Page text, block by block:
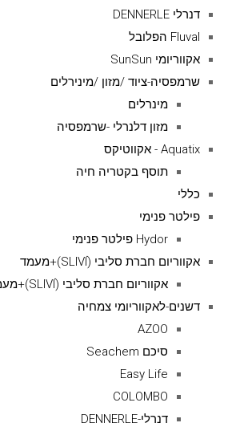
דנרלי DENNERLE
Fluval הפלובל
אקווריומי SunSun
שרמפסיה-ציוד /מזון /מינירלים
מינרלים
מזון דלנרלי -שרמפסיה
Aquatix - אקווטיקס
תוסף בקטריה חיה
כללי
פילטר פנימי
Hydor פילטר פנימי
אקווריום חברת סליבי (SLIVIׂׂ)+מעמד
אקווריום חברת סליבי (SLIVIׂׂ)+מעמד
דשנים-לאקווריומי צמחיה
AZOO
סיכם Seachem
Easy Life
COLOMBO
דנרלי-DENNERLE